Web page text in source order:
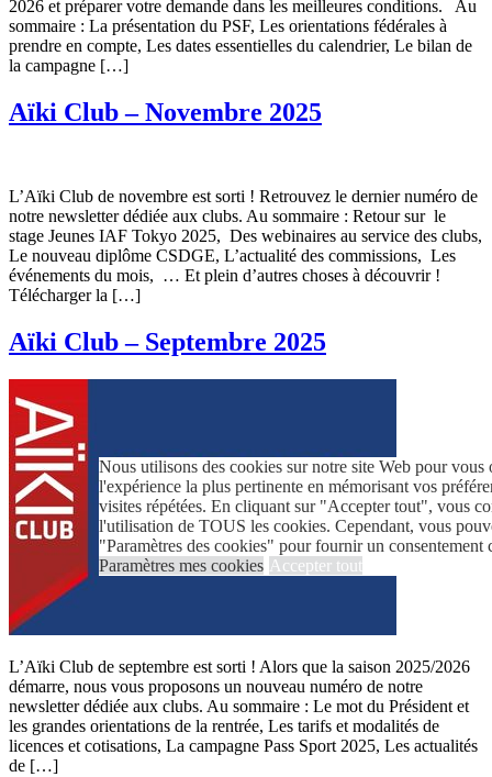
2026 et préparer votre demande dans les meilleures conditions. Au
sommaire : La présentation du PSF, Les orientations fédérales à
prendre en compte, Les dates essentielles du calendrier, Le bilan de
la campagne […]
Aïki Club – Novembre 2025
L’Aïki Club de novembre est sorti ! Retrouvez le dernier numéro de
notre newsletter dédiée aux clubs. Au sommaire : Retour sur le
stage Jeunes IAF Tokyo 2025, Des webinaires au service des clubs,
Le nouveau diplôme CSDGE, L’actualité des commissions, Les
événements du mois, … Et plein d’autres choses à découvrir !
Télécharger la […]
Aïki Club – Septembre 2025
L’Aïki Club de septembre est sorti ! Alors que la saison 2025/2026
démarre, nous vous proposons un nouveau numéro de notre
newsletter dédiée aux clubs. Au sommaire : Le mot du Président et
les grandes orientations de la rentrée, Les tarifs et modalités de
licences et cotisations, La campagne Pass Sport 2025, Les actualités
de […]
Nous utilisons des cookies sur notre site Web pour vous
l'expérience la plus pertinente en mémorisant vos
visites répétées. En cliquant sur "Accepter tout", vous
l'utilisation de TOUS les cookies. Cependant, vous
"Paramètres des cookies" pour fournir un consentement
Paramètres mes cookies Accepter tout